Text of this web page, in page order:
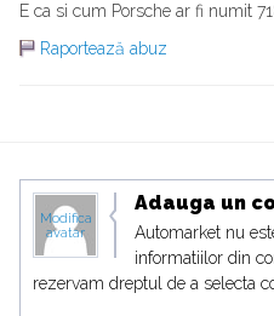
E ca si cum Porsche ar fi numit
Raportează abuz
Modifica
avatar
Adauga un
Automarket nu
informatiilor din
rezervam dreptul de a selecta